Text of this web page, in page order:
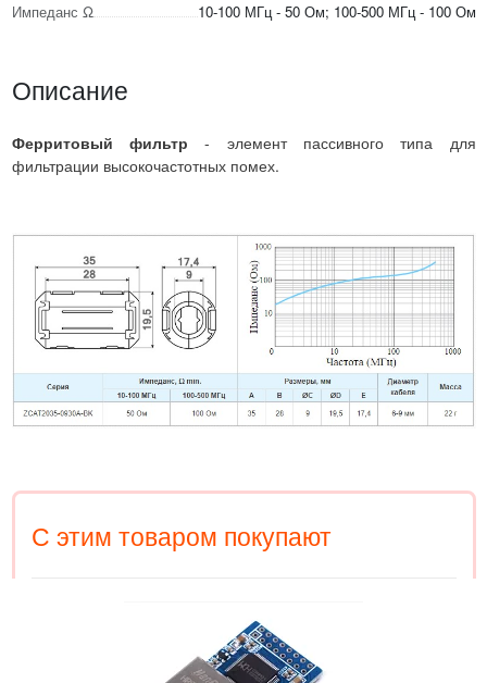
Импеданс Ω
10-100 МГц - 50 Ом; 100-500 МГц - 100 Ом
Описание
Ферритовый фильтр - элемент пассивного типа для
фильтрации высокочастотных помех.
С этим товаром покупают